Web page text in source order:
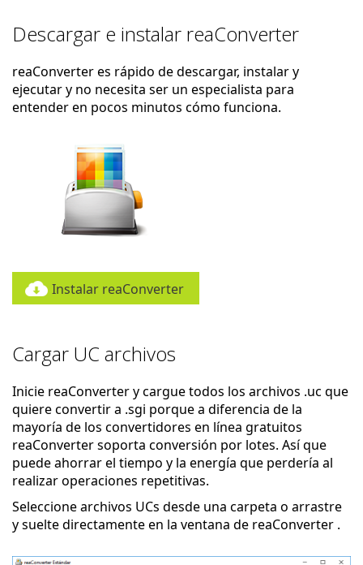
Descargar e instalar reaConverter
reaConverter es rápido de descargar, instalar y
ejecutar y no necesita ser un especialista para
entender en pocos minutos cómo funciona.
Instalar reaConverter
Cargar UC archivos
Inicie reaConverter y cargue todos los archivos .uc que
quiere convertir a .sgi porque a diferencia de la
mayoría de los convertidores en línea gratuitos
reaConverter soporta conversión por lotes. Así que
puede ahorrar el tiempo y la energía que perdería al
realizar operaciones repetitivas.
Seleccione archivos UCs desde una carpeta o arrastre
y suelte directamente en la ventana de reaConverter .